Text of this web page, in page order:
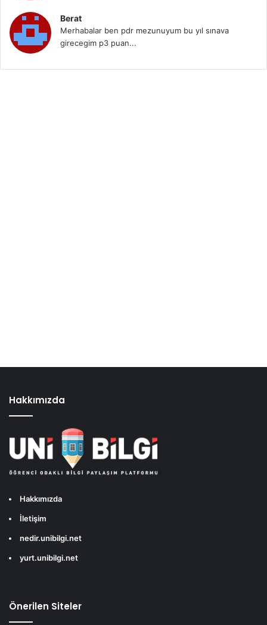
Berat
Merhabalar ben pdr mezunuyum bu yıl sınava
girecegim p3 puan...
Hakkımızda
Hakkımızda
İletişim
nedir.unibilgi.net
yurt.unibilgi.net
Önerilen Siteler